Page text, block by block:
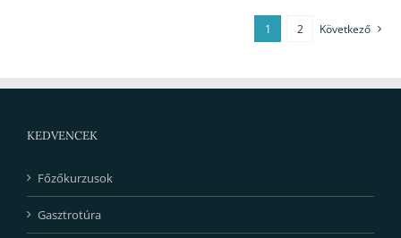
1 2 Következő
KEDVENCEK
Főzőkurzusok
Gasztrotúra